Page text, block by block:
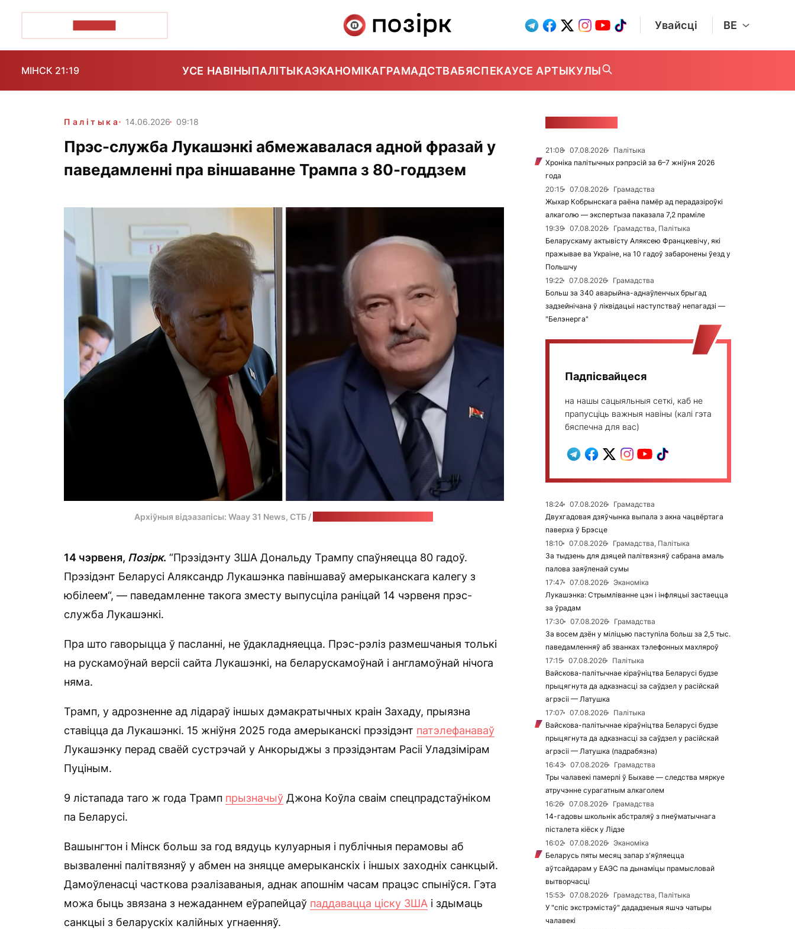
Увайсці BE
МІНСК 21:19 УСЕ НАВІНЫПАЛІТЫКАЭКАНОМІКАГРАМАДСТВАБЯСПЕКАУСЕ АРТЫКУЛЫ
Палітыка 14.06.2026 09:18
Прэс-служба Лукашэнкі абмежавалася адной фразай у
паведамленні пра віншаванне Трампа з 80-годдзем
Архіўныя відэазапісы: Waay 31 News, СТБ /
14 чэрвеня, Позірк. “Прэзідэнту ЗША Дональду Трампу спаўняецца 80 гадоў.
Прэзідэнт Беларусі Аляксандр Лукашэнка павіншаваў амерыканскага калегу з
юбілеем“, — паведамленне такога зместу выпусціла раніцай 14 чэрвеня прэс-
служба Лукашэнкі.
Пра што гаворыцца ў пасланні, не ўдакладняецца. Прэс-рэліз размешчаныя толькі
на рускамоўнай версіі сайта Лукашэнкі, на беларускамоўнай і англамоўнай нічога
няма.
Трамп, у адрозненне ад лідараў іншых дэмакратычных краін Захаду, прыязна
ставіцца да Лукашэнкі. 15 жніўня 2025 года амерыканскі прэзідэнт патэлефанаваў
Лукашэнку перад сваёй сустрэчай у Анкорыджы з прэзідэнтам Расіі Уладзімірам
Пуціным.
9 лістапада таго ж года Трамп прызначыў Джона Коўла сваім спецпрадстаўніком
па Беларусі.
Вашынгтон і Мінск больш за год вядуць кулуарныя і публічныя перамовы аб
вызваленні палітвязняў у абмен на зняцце амерыканскіх і іншых заходніх санкцый.
Дамоўленасці часткова рэалізаваныя, аднак апошнім часам працэс спыніўся. Гэта
можа быць звязана з нежаданнем еўрапейцаў паддавацца ціску ЗША і здымаць
санкцыі з беларускіх калійных угнаенняў.
21:08 07.08.2026
Палітыка
Хроніка палітычных рэпрэсій за 6–7 жніўня 2026
года
20:15
07.08.2026
Грамадства
Жыхар Кобрынскага раёна памёр ад перадазіроўкі
алкаголю — экспертыза паказала 7,2 праміле
19:39
07.08.2026
Грамадства, Палітыка
Беларускаму актывісту Аляксею Францкевічу, які
пражывае ва Украіне, на 10 гадоў забаронены ўезд у
Польшчу
19:22
07.08.2026
Грамадства
Больш за 340 аварыйна-аднаўленчых брыгад
задзейнічана ў ліквідацыі наступстваў непагадзі —
"Белэнерга"
Падпісвайцеся
на нашы сацыяльныя сеткі, каб не
прапусціць важныя навіны (калі гэта
бяспечна для вас)
18:24 07.08.2026
Грамадства
Двухгадовая дзяўчынка выпала з акна чацвёртага
паверха ў Брэсце
18:10
07.08.2026
Грамадства, Палітыка
За тыдзень для дзяцей палітвязняў сабрана амаль
палова заяўленай сумы
17:47
07.08.2026
Эканоміка
Лукашэнка: Стрымліванне цэн і інфляцыі застаецца
за ўрадам
17:30
07.08.2026
Грамадства
За восем дзён у міліцыю паступіла больш за 2,5 тыс.
паведамленняў аб званках тэлефонных махляроў
17:15
07.08.2026
Палітыка
Вайскова-палітычнае кіраўніцтва Беларусі будзе
прыцягнута да адказнасці за саўдзел у расійскай
агрэсіі — Латушка
17:07
07.08.2026
Палітыка
Вайскова-палітычнае кіраўніцтва Беларусі будзе
прыцягнута да адказнасці за саўдзел у расійскай
агрэсіі — Латушка (падрабязна)
16:43
07.08.2026
Грамадства
Тры чалавекі памерлі ў Быхаве — следства мяркуе
атручэнне сурагатным алкаголем
16:26
07.08.2026
Грамадства
14-гадовы школьнік абстраляў з пнеўматычнага
пісталета кіёск у Лідзе
16:02
07.08.2026
Эканоміка
Беларусь пяты месяц запар з'яўляецца
аўтсайдарам у ЕАЭС па дынаміцы прамысловай
вытворчасці
15:53
07.08.2026
Грамадства, Палітыка
У "спіс экстрэмістаў" дададзеныя яшчэ чатыры
чалавекі